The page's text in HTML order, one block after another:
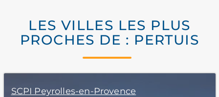
LES VILLES LES PLUS
PROCHES DE : PERTUIS
SCPI Peyrolles-en-Provence